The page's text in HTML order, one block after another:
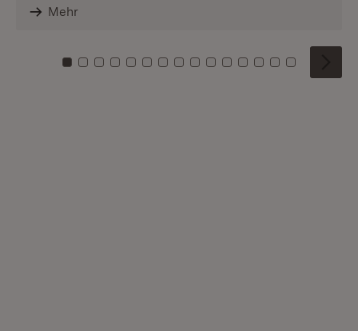
Mehr
Zu Kachel: 0
Zu Kachel: 1
Zu Kachel: 2
Zu Kachel: 3
Zu Kachel: 4
Zu Kachel: 5
Zu Kachel: 6
Zu Kachel: 7
Zu Kachel: 8
Zu Kachel: 9
Zu Kachel: 10
Zu Kachel: 11
Zu Kachel: 12
Zu Kachel:
Zu